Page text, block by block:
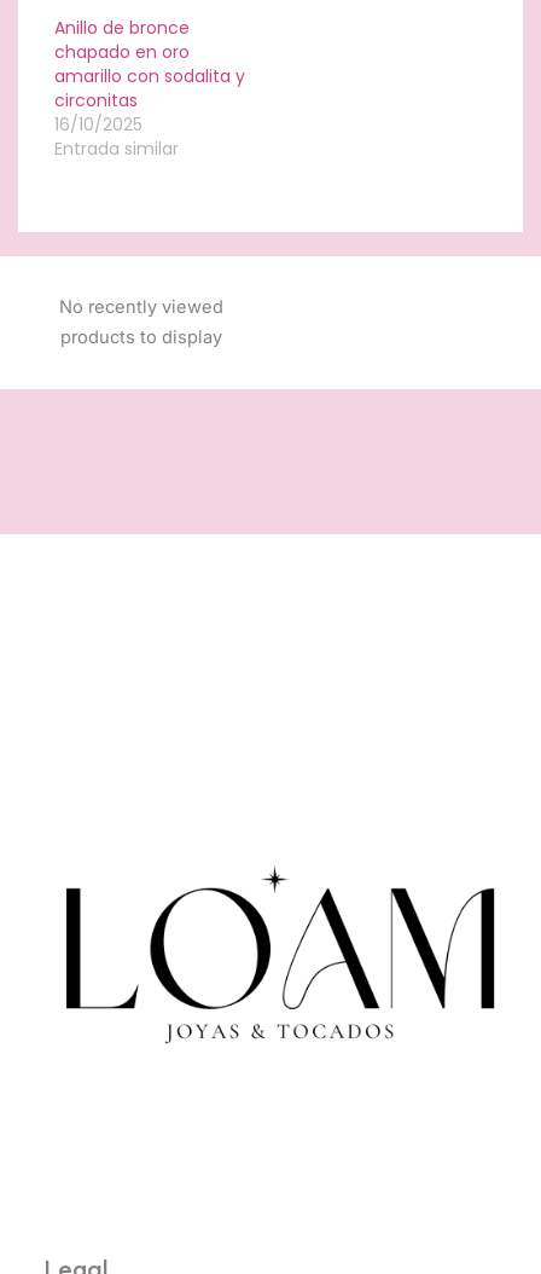
Anillo de bronce
chapado en oro
amarillo con sodalita y
circonitas
16/10/2025
Entrada similar
No recently viewed
products to display